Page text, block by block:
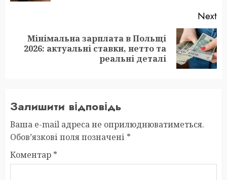
Next
Next
Мінімальна зарплата в Польщі
2026: актуальні ставки, нетто та
реальні деталі
Залишити відповідь
Ваша e-mail адреса не оприлюднюватиметься.
Обов’язкові поля позначені *
Коментар *